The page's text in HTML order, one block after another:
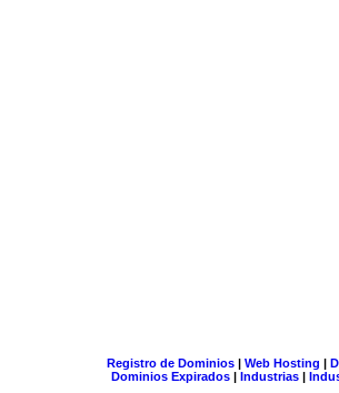
Registro de Dominios| Web Hosting |
Dominios Expirados | Industrias |